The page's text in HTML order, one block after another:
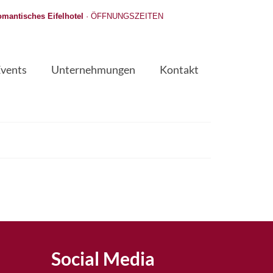
Eifelhotel · ÖFFNUNGSZEITEN
Unternehmungen Kontakt
Social Media